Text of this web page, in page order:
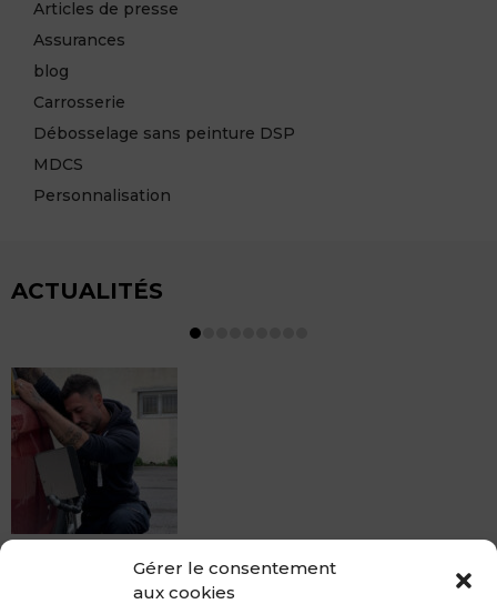
Gérer le consentement
aux cookies
Articles de presse
Assurances
blog
Carrosserie
Débosselage sans peinture DSP
MDCS
Personnalisation
ACTUALITÉS
peinture, sans rendez-vous mais Avec le sourire :)